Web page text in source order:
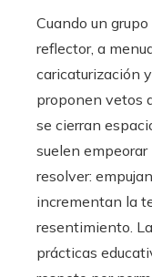
Cuando un
reflector, a
caricaturización
proponen vetos
se cierran
suelen
resolver:
incrementan la
resentimiento.
prácticas